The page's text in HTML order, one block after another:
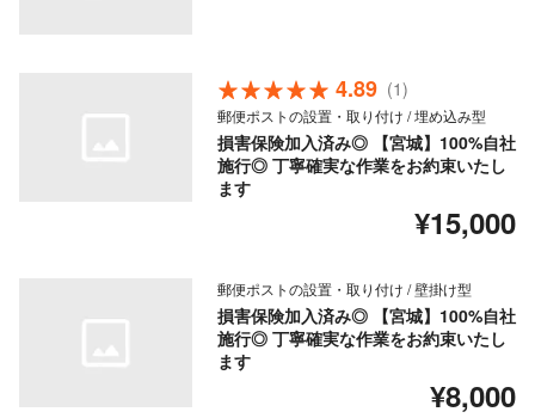
4.89 (1)
郵便ポストの設置・取り付け / 埋め込み型
損害保険加入済み◎ 【宮城】100%自社
施行◎ 丁寧確実な作業をお約束いたし
ます
¥15,000
郵便ポストの設置・取り付け / 壁掛け型
損害保険加入済み◎ 【宮城】100%自社
施行◎ 丁寧確実な作業をお約束いたし
ます
¥8,000